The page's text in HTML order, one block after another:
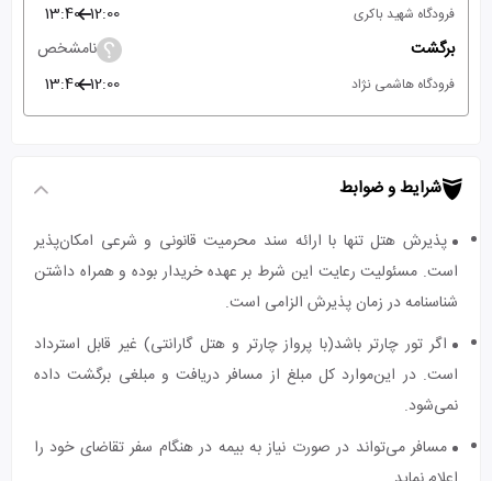
فرودگاه شهید باکری 12:00
13:40
برگشت
نامشخص
فرودگاه هاشمی نژاد 12:00
13:40
شرایط و ضوابط
پذیرش هتل تنها با ارائه سند محرمیت قانونی و شرعی امکان‌پذیر
است. مسئولیت رعایت این شرط بر عهده خریدار بوده و همراه داشتن
شناسنامه در زمان پذیرش الزامی است.
اگر تور چارتر باشد(با پرواز چارتر و هتل گارانتی) غیر قابل استرداد
است. در این‌موارد کل مبلغ از مسافر دریافت و مبلغی برگشت داده
نمی‌شود.
مسافر می‌تواند در صورت نیاز به بیمه در هنگام سفر تقاضای خود را